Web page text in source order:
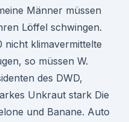
Männer müssen
Löffel schwingen.
nicht klimavermittelte
so müssen W.
des DWD,
Unkraut stark Die
und Banane. Auto